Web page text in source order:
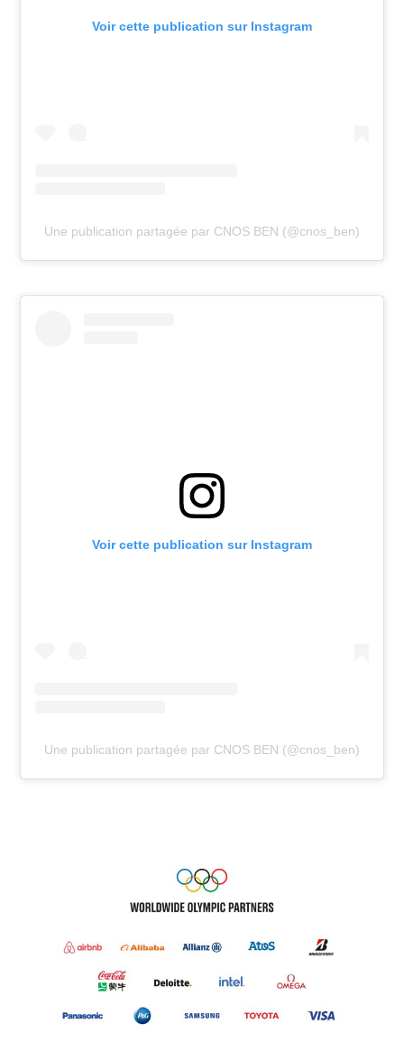
Voir cette publication sur Instagram
Une publication partagée par CNOS BEN (@cnos_ben)
Voir cette publication sur Instagram
Une publication partagée par CNOS BEN (@cnos_ben)